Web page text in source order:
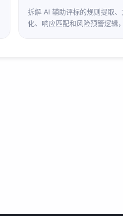
成抢占评标得分优势
拆解 AI 辅助评标的规则提取、
化、响应匹配和风险预警逻辑